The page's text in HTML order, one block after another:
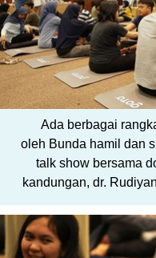
Ada berbagai
oleh Bunda hamil dan
talk show bersama
kandungan, dr.